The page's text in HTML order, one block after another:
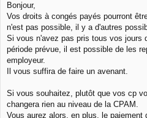
s
s
a
g
e
Bonjour,
Vos droits à congés payés pourront
n'est pas possible, il y a d'autres
Si vous n'avez pas pris tous vos jours
période prévue, il est possible de les
employeur.
Il vous suffira de faire un avenant.
Si vous souhaitez, plutôt que vos cp
changera rien au niveau de la CPAM.
Vous aurez alors, en plus, le paiement